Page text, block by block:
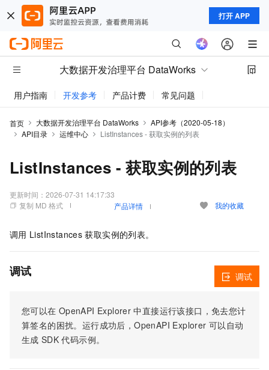
打开 APP
大数据开发治理平台 DataWorks
用户指南 开发参考 产品计费 常见问题
首页 大数据开发治理平台 DataWorks
API参考（2020-05-18）
API目录
运维中心 ListInstances - 获取实例的列表
ListInstances - 获取实例的列表
更新时间： 2026-07-31 14:17:33
复制 MD 格式
产品详情 我的收藏
调用 ListInstances 获取实例的列表。
调试
您可以在 OpenAPI Explorer 中直接运行该接口，免去您计
算签名的困扰。运行成功后，OpenAPI Explorer 可以自动
生成 SDK 代码示例。
调试